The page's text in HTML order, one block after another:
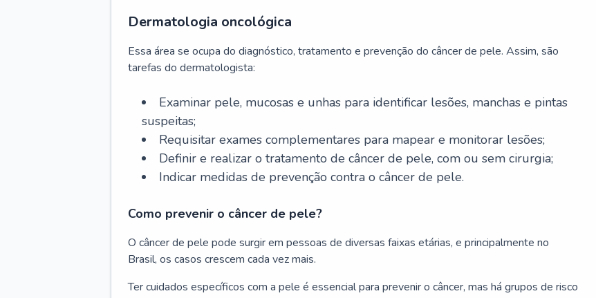
Dermatologia oncológica
Essa área se ocupa do diagnóstico, tratamento e prevenção do câncer de pele. Assim, são
tarefas do dermatologista:
Examinar pele, mucosas e unhas para identificar lesões, manchas e pintas
suspeitas;
Requisitar exames complementares para mapear e monitorar lesões;
Definir e realizar o tratamento de câncer de pele, com ou sem cirurgia;
Indicar medidas de prevenção contra o câncer de pele.
Como prevenir o câncer de pele?
O câncer de pele pode surgir em pessoas de diversas faixas etárias, e principalmente no
Brasil, os casos crescem cada vez mais.
Ter cuidados específicos com a pele é essencial para prevenir o câncer, mas há grupos de risco